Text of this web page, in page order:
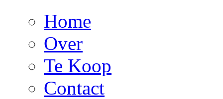
Home
Over
Te Koop
Contact